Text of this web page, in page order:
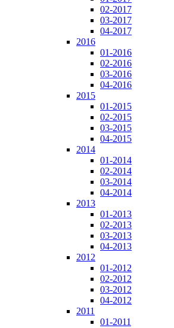
02-2017
03-2017
04-2017
2016
01-2016
02-2016
03-2016
04-2016
2015
01-2015
02-2015
03-2015
04-2015
2014
01-2014
02-2014
03-2014
04-2014
2013
01-2013
02-2013
03-2013
04-2013
2012
01-2012
02-2012
03-2012
04-2012
2011
01-2011